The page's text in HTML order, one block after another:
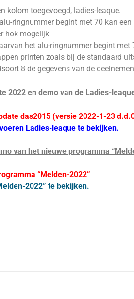
kolom toegevoegd, ladies-leaque.
ringnummer begint met 70 kan
hok mogelijk.
het alu-ringnummer begint
printen zoals bij de standaard
8 de gegevens van de
2022 en demo van de Ladies-
das2015 (versie 2022-1-23
Ladies-leaque te bekijken.
van het nieuwe programma
“Melden-2022”
2022” te bekijken.